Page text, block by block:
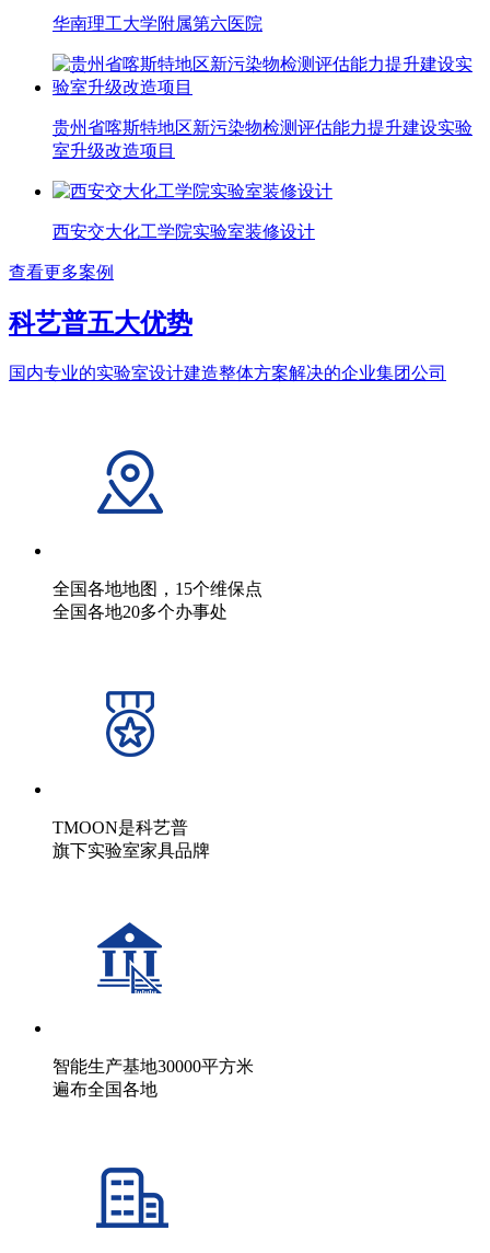
华南理工大学附属第六医院
贵州省喀斯特地区新污染物检测评估能力提升建设实验
室升级改造项目
西安交大化工学院实验室装修设计
查看更多案例
科艺普五大优势
国内专业的实验室设计建造整体方案解决的企业集团公司
全国各地地图，15个维保点
全国各地20多个办事处
TMOON是科艺普
旗下实验室家具品牌
智能生产基地30000平方米
遍布全国各地